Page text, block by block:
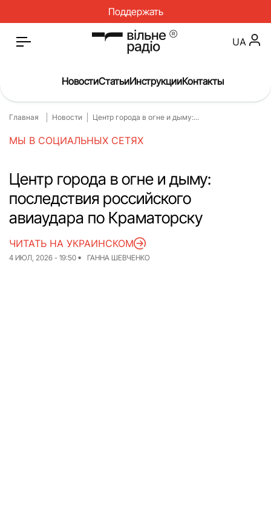
Поддержать
Главная
Новости
О нас
Инструкции
Спорт
Интервью
Досье
Репортаж
Блог
Проекты
UA
НовостиСтатьиИнструкцииКонтакты
Главная Новости Центр города в огне и дыму:...
МЫ В СОЦИАЛЬНЫХ СЕТЯХ
Центр города в огне и дыму:
последствия российского
авиаудара по Краматорску
4 ИЮЛ, 2026 - 19:50 ГАННА ШЕВЧЕНКО
ЧИТАТЬ НА УКРАИНСКОМ